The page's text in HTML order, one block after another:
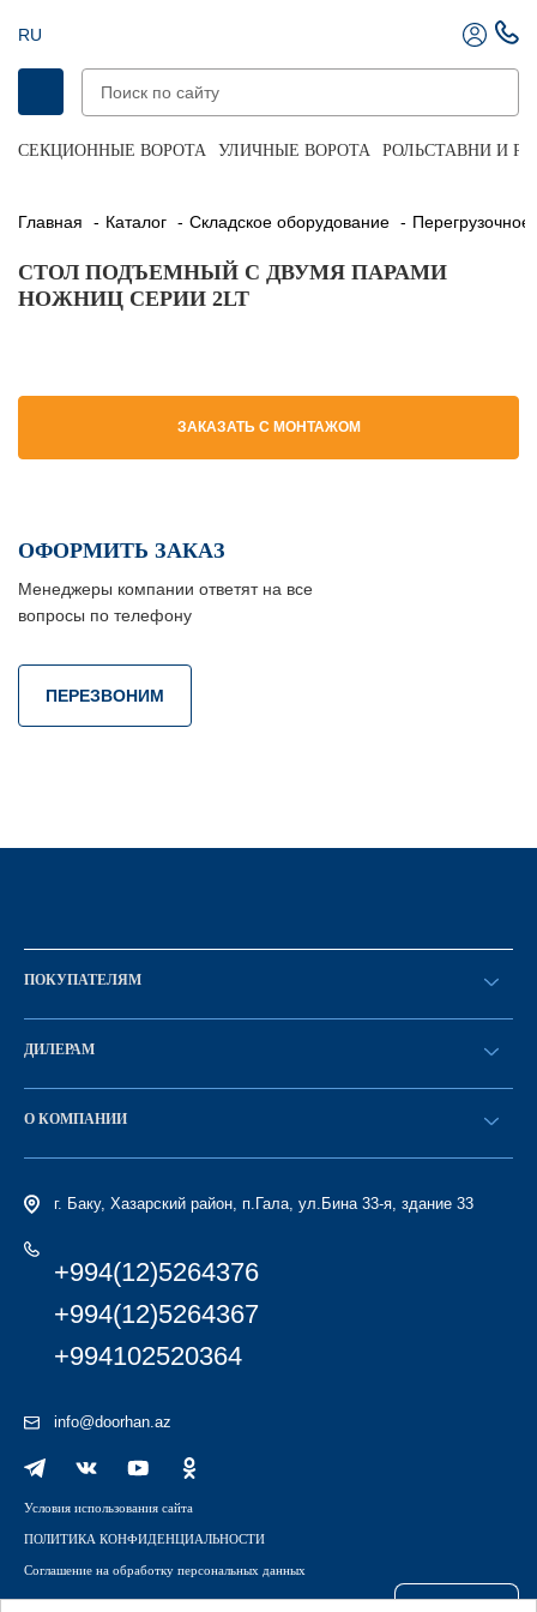
RU
СЕКЦИОННЫЕ ВОРОТА УЛИЧНЫЕ ВОРОТА РОЛЬСТАВНИ И
Главная Каталог Складское оборудование
СТОЛ ПОДЪЕМНЫЙ С ДВУМЯ ПАРАМИ
НОЖНИЦ СЕРИИ 2LT
ЗАКАЗАТЬ С МОНТАЖОМ
ОФОРМИТЬ ЗАКАЗ
Менеджеры компании ответят на все
вопросы по телефону
ПЕРЕЗВОНИМ
ПОКУПАТЕЛЯМ
Оформить заказ
Каталог
ДИЛЕРАМ
Стать дилером
О КОМПАНИИ
История компании
г. Баку, Хазарский район, п.Гала, ул.Бина 33-я, здание 33
+994(12)5264376
+994(12)5264367
+994102520364
info@doorhan.az
Условия использования сайта
ПОЛИТИКА КОНФИДЕНЦИАЛЬНОСТИ
Соглашение на обработку персональных данных